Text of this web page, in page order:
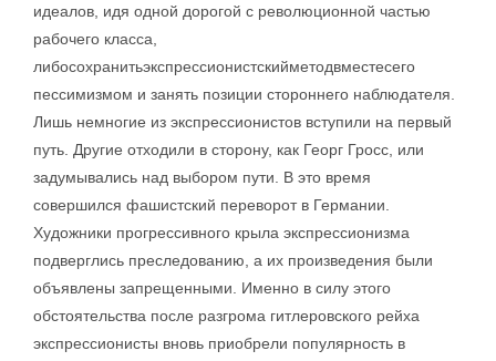
идеалов, идя одной дорогой с революционной частью
рабочего класса,
либосохранитьэкспрессионистскийметодвместесего
пессимизмом и занять позиции стороннего наблюдателя.
Лишь немногие из экспрессионистов вступили на первый
путь. Другие отходили в сторону, как Георг Гросс, или
задумывались над выбором пути. В это время
совершился фашистский переворот в Германии.
Художники прогрессивного крыла экспрессионизма
подверглись преследованию, а их произведения были
объявлены запрещенными. Именно в силу этого
обстоятельства после разгрома гитлеровского рейха
экспрессионисты вновь приобрели популярность в